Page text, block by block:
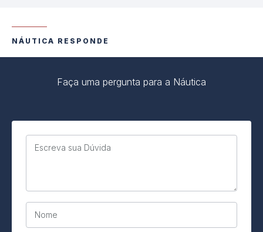
NÁUTICA RESPONDE
Faça uma pergunta para a Náutica
Escreva sua Dúvida
Nome